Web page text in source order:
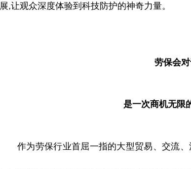
展,让观众深度体验到科技防护的神奇力量。
劳保会
是一次商机无限
作为劳保行业首屈一指的大型贸易、交流、